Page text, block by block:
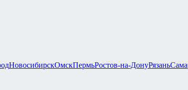
НовосибирскОмскПермьРостов-на-ДонуРязань